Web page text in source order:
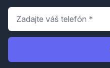
Telefón